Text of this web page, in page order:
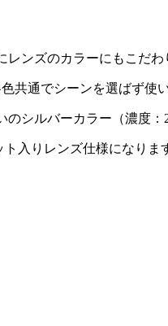
レンズのカラーにもこだわ
共通でシーンを選ばず使
のシルバーカラー（濃度：
入りレンズ仕様になりま